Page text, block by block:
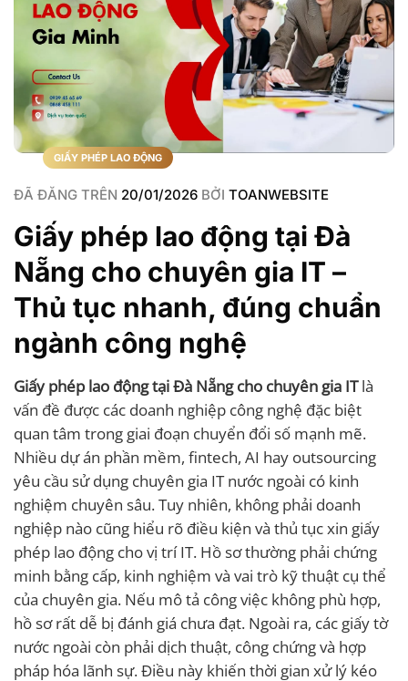
GIẤY PHÉP LAO ĐỘNG
ĐÃ ĐĂNG TRÊN 20/01/2026 BỞI TOANWEBSITE
Giấy phép lao động tại Đà
Nẵng cho chuyên gia IT –
Thủ tục nhanh, đúng chuẩn
ngành công nghệ
Giấy phép lao động tại Đà Nẵng cho chuyên gia ITlà
vấn đề được các doanh nghiệp công nghệ đặc biệt
quan tâm trong giai đoạn chuyển đổi số mạnh mẽ.
Nhiều dự án phần mềm, fintech, AI hay outsourcing
yêu cầu sử dụng chuyên gia IT nước ngoài có kinh
nghiệm chuyên sâu. Tuy nhiên, không phải doanh
nghiệp nào cũng hiểu rõ điều kiện và thủ tục xin giấy
phép lao động cho vị trí IT. Hồ sơ thường phải chứng
minh bằng cấp, kinh nghiệm và vai trò kỹ thuật cụ thể
của chuyên gia. Nếu mô tả công việc không phù hợp,
hồ sơ rất dễ bị đánh giá chưa đạt. Ngoài ra, các giấy tờ
nước ngoài còn phải dịch thuật, công chứng và hợp
pháp hóa lãnh sự. Điều này khiến thời gian xử lý kéo